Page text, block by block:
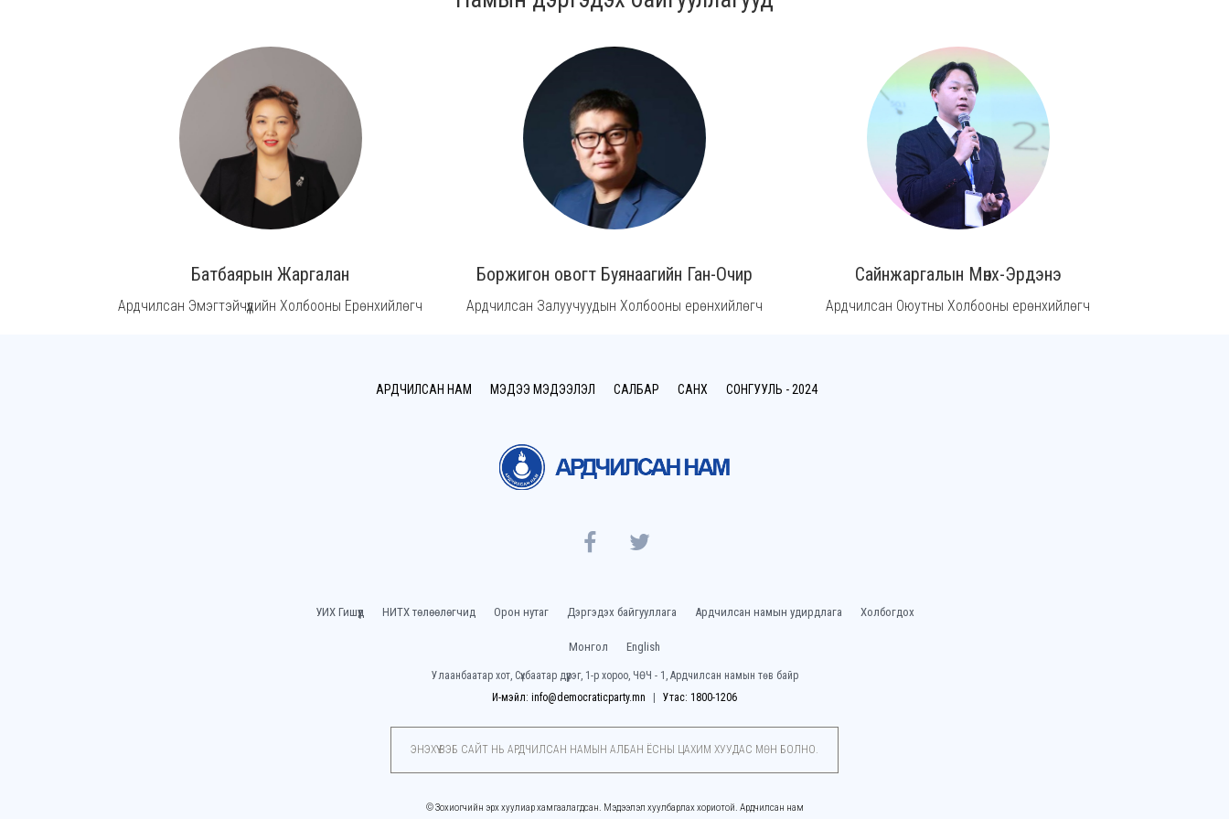
Батбаярын Жаргалан
Ардчилсан Эмэгтэйчүүдийн Холбооны Ерөнхийлөгч
Боржигон овогт Буянаагийн Ган-Очир
Ардчилсан Залуучуудын Холбооны ерөнхийлөгч
Сайнжаргалын Мөнх-Эрдэнэ
Ардчилсан Оюутны Холбооны ерөнхийлөгч
АРДЧИЛСАН НАМ МЭДЭЭ МЭДЭЭЛЭЛ САЛБАР САНХҮҮ СОНГУУЛЬ - 2024
УИХ Гишүүд НИТХ төлөөлөгчид Орон нутаг Дэргэдэх байгууллага Ардчилсан намын удирдлага Холбогдох
Монгол English
Улаанбаатар хот, Сүхбаатар дүүрэг, 1-р хороо, ЧӨЧ - 1, Ардчилсан намын төв байр
И-мэйл: info@democraticparty.mn
Утас: 1800-1206
ЭНЭХҮҮ ВЭБ САЙТ НЬ АРДЧИЛСАН НАМЫН АЛБАН ЁСНЫ ЦАХИМ ХУУДАC МӨН БОЛНО.
© Зохиогчийн эрх хуулиар хамгаалагдсан. Мэдээлэл хуулбарлах хориотой. Ардчилсан нам